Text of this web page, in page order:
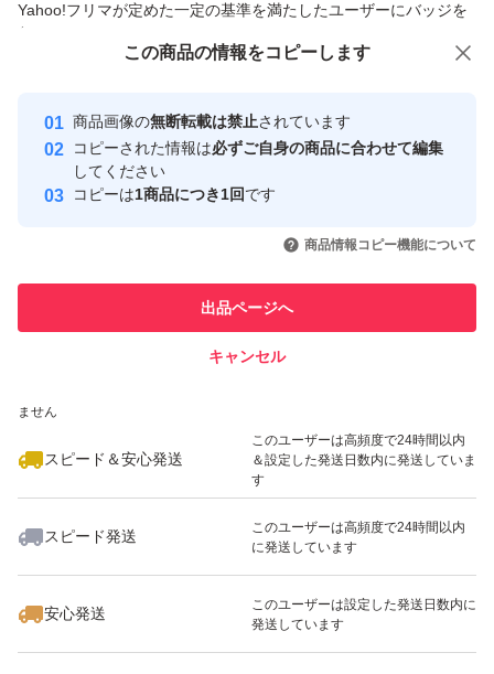
Yahoo!フリマが定めた一定の基準を満たしたユーザーにバッジを
付与しています
安心取引出品者
心・安全なユーザーです
取引実績
引を完了させた実績があります
での取引実績があります
ません
スピード＆安心発送
このユーザーは高頻度で24時間以内
＆設定した発送日数内に発送していま
す
スピード発送
このユーザーは高頻度で24時間以内
に発送しています
安心発送
このユーザーは設定した発送日数内に
発送しています
この商品の情報をコピーします
商品画像の無断転載は禁止されています
コピーされた情報は必ずご自身の商品に合わせて編集
してください
コピーは1商品につき1回です
商品情報コピー機能について
出品ページへ
キャンセル
この商品をみている人にオススメ
いいね！
1,680